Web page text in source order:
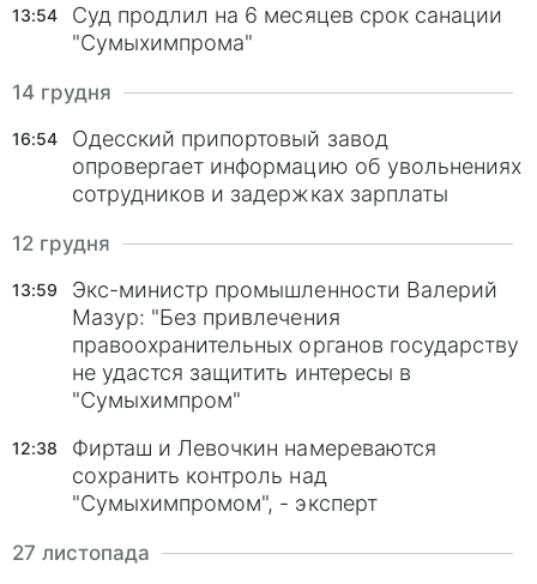
13:54
Суд продлил на 6 месяцев срок санации
"Сумыхимпрома"
14 грудня
16:54
Одесский припортовый завод
опровергает информацию об увольнениях
сотрудников и задержках зарплаты
12 грудня
13:59
Экс-министр промышленности Валерий
Мазур: "Без привлечения
правоохранительных органов государству
не удастся защитить интересы в
"Сумыхимпром"
12:38
Фирташ и Левочкин намереваются
сохранить контроль над
"Сумыхимпромом", - эксперт
27 листопада